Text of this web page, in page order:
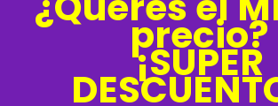
precio?
¡SUPER